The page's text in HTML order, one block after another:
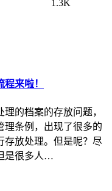
1.3K
来啦！
的档案的存放问题，
理条例，出现了很多的
存放处理。但是呢？尽
是很多人…